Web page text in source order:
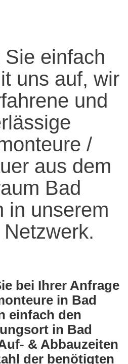
Sie einfach
uns auf, wir
und
/
aus dem
Bad
in unserem
bei Ihrer Anfrage
in Bad
einfach den
in Bad
& Abbauzeiten
der benötigten